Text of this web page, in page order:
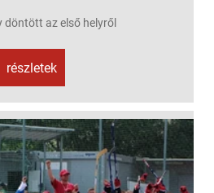
döntött az első helyről
részletek